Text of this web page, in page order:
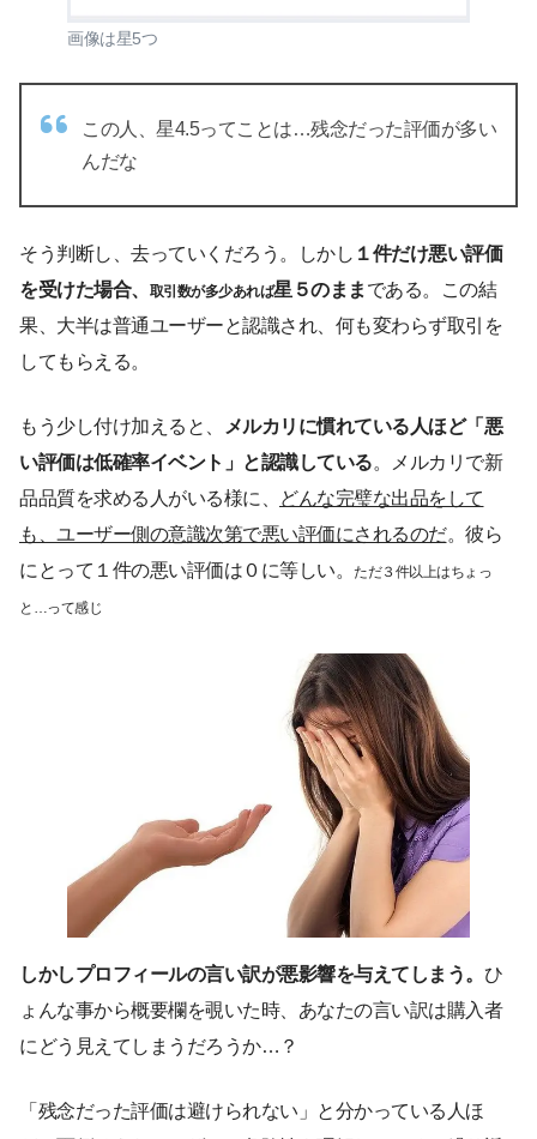
画像は星5つ
この人、星4.5ってことは…残念だった評価が多い
んだな
そう判断し、去っていくだろう。しかし １件だけ悪い評価
を受けた場合、
取引数が多少あれば星５のまま である。この結
果、大半は普通ユーザーと認識され、何も変わらず取引を
してもらえる。
もう少し付け加えると、
メルカリに慣れている人ほど「悪
い評価は低確率イベント」と認識している。メルカリで新
品品質を求める人がいる様に、
どんな完璧な出品をして
も、ユーザー側の意識次第で悪い評価にされるのだ。彼ら
にとって１件の悪い評価は０に等しい。
ただ３件以上はちょっ
と…って感じ
しかしプロフィールの言い訳が悪影響を与えてしまう。 ひ
ょんな事から概要欄を覗いた時、あなたの言い訳は購入者
にどう見えてしまうだろうか…？
「残念だった評価は避けられない」と分かっている人ほ